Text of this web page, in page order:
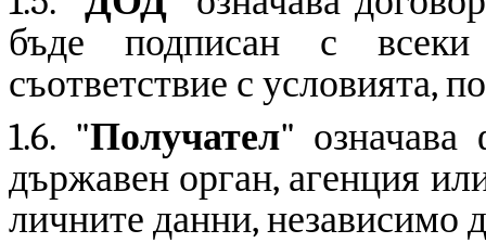
бъде подписан с
съответствие с условията,
1.6. "Получател" означава
държавен орган, агенция
личните данни, независимо